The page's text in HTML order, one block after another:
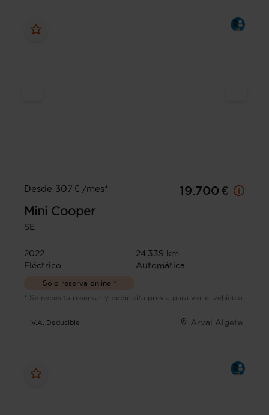
Desde 307 € /mes*
19.700 €
Mini Cooper
SE
2022
24.339 km
Eléctrico
Automática
Sólo reserva online *
* Se necesita reservar y pedir cita previa para ver el vehículo
I.V.A. Deducible Arval Algete